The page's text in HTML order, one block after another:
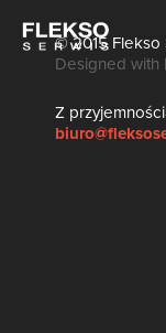
© 2015 Flekso
Designed with
Z